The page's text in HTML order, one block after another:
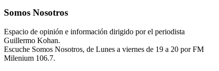
Somos Nosotros
Espacio de opinión e información dirigido por el periodista
Guillermo Kohan.
Escuche Somos Nosotros, de Lunes a viernes de 19 a 20 por FM
Milenium 106.7.